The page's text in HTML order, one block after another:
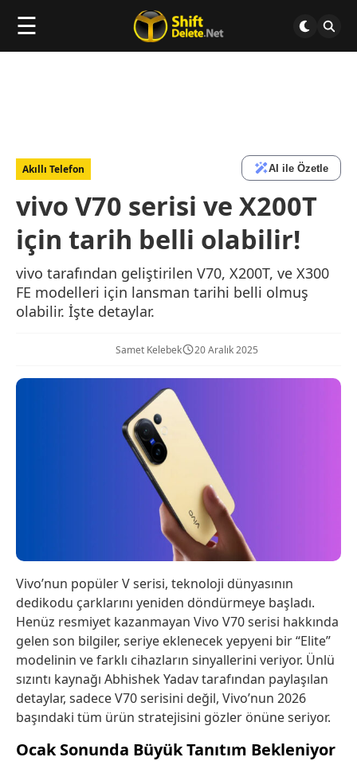
☰
Akıllı Telefon AI ile Özetle
vivo V70 serisi ve X200T
için tarih belli olabilir!
vivo tarafından geliştirilen V70, X200T, ve X300
FE modelleri için lansman tarihi belli olmuş
olabilir. İşte detaylar.
Samet Kelebek 20 Aralık 2025
Vivo’nun popüler V serisi, teknoloji dünyasının
dedikodu çarklarını yeniden döndürmeye başladı.
Henüz resmiyet kazanmayan Vivo V70 serisi hakkında
gelen son bilgiler, seriye eklenecek yepyeni bir “Elite”
modelinin ve farklı cihazların sinyallerini veriyor. Ünlü
sızıntı kaynağı Abhishek Yadav tarafından paylaşılan
detaylar, sadece V70 serisini değil, Vivo’nun 2026
başındaki tüm ürün stratejisini gözler önüne seriyor.
Ocak Sonunda Büyük Tanıtım Bekleniyor